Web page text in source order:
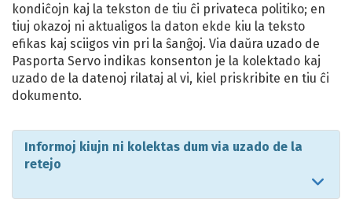
kondiĉojn kaj la tekston de tiu ĉi privateca politiko; en
tiuj okazoj ni aktualigos la daton ekde kiu la teksto
efikas kaj sciigos vin pri la ŝanĝoj. Via daŭra uzado de
Pasporta Servo indikas konsenton je la kolektado kaj
uzado de la datenoj rilataj al vi, kiel priskribite en tiu ĉi
dokumento.
Informoj kiujn ni kolektas dum via uzado de la
retejo
al